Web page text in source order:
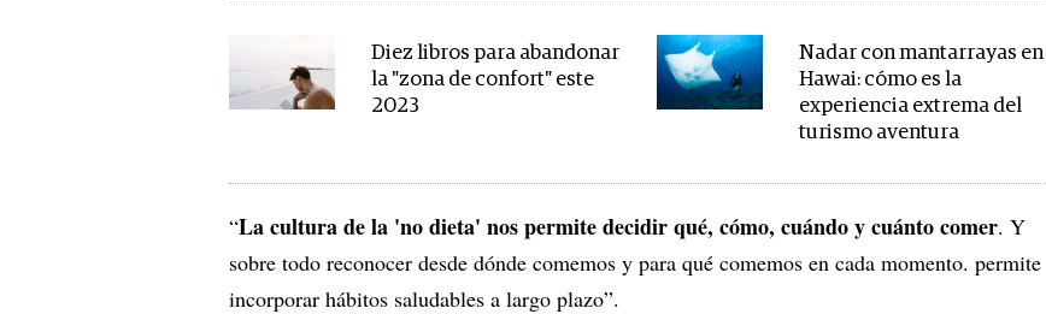
Diez libros para abandonar
la "zona de confort" este
2023
Nadar con mantarrayas en
Hawai: cómo es la
experiencia extrema del
turismo aventura
“La cultura de la 'no dieta' nos permite decidir qué, cómo, cuándo y cuánto comer. Y
sobre todo reconocer desde dónde comemos y para qué comemos en cada momento. permite
incorporar hábitos saludables a largo plazo”.